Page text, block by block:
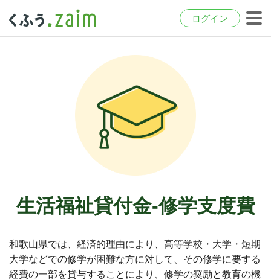
ログイン
生活福祉貸付金-修学支度費
和歌山県では、経済的理由により、高等学校・大学・短期
大学などでの修学が困難な方に対して、その修学に要する
経費の一部を貸与することにより、修学の奨励と教育の機